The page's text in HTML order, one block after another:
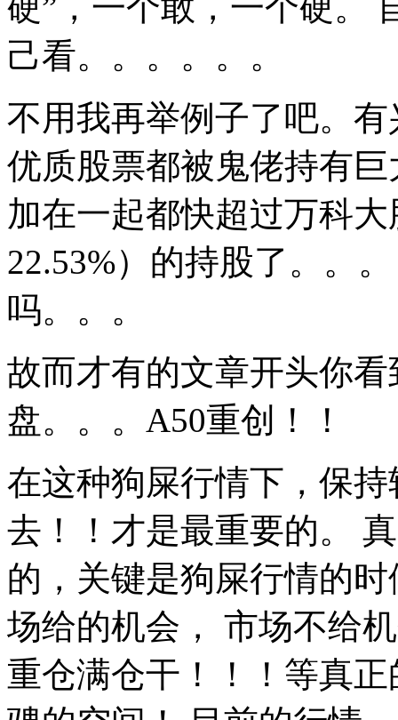
硬”，一个敢，一个硬。
己看。。。。。。
不用我再举例子了吧。
优质股票都被鬼佬持有
加在一起都快超过万科
22.53%）的持股了。。
吗。。。
故而才有的文章开头你
盘。。。A50重创！！
在这种狗屎行情下，保
去！！才是最重要的。
的，关键是狗屎行情的
场给的机会， 市场不给
重仓满仓干！！！等真